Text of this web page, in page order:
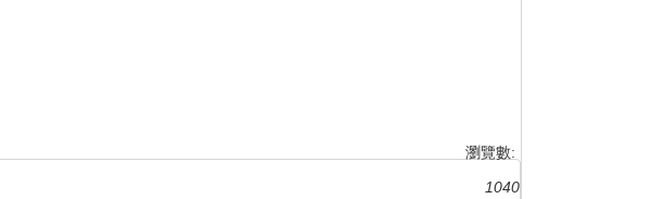
瀏覽數:
1040